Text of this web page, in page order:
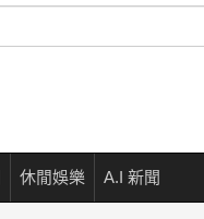
休閒娛樂 A.I 新聞